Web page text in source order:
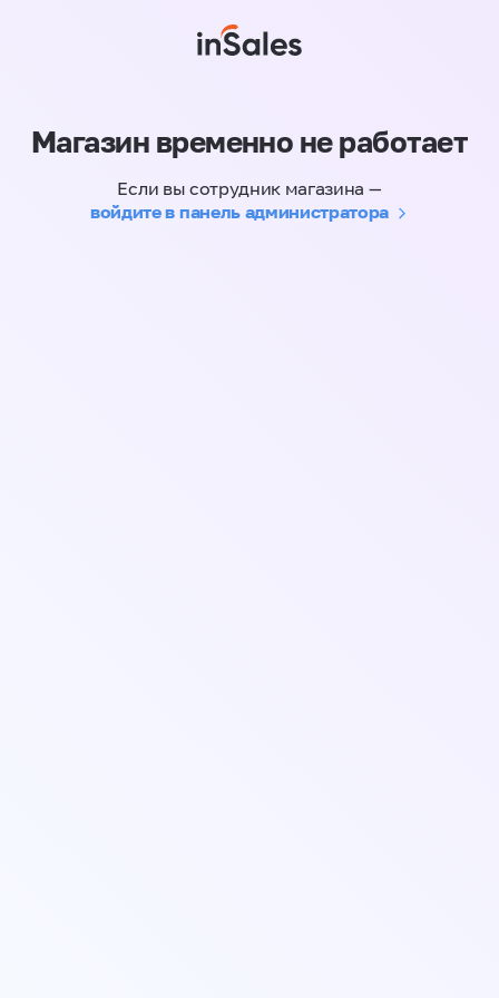
Магазин временно не работает
Если вы сотрудник магазина —
войдите в панель администратора